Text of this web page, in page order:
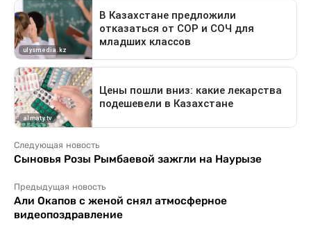
Следующая новость
Сыновья Розы Рымбаевой зажгли на Наурызе
Предыдущая новость
Али Окапов с женой снял атмосферное
видеопоздравление